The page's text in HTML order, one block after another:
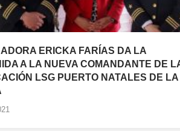
ERICKA FARÍAS DA LA
A LA NUEVA COMANDANTE DE
LSG PUERTO NATALES DE LA